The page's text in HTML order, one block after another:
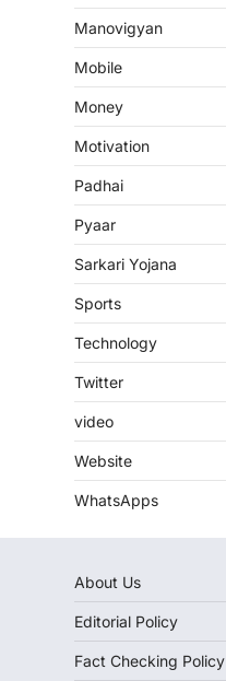
Manovigyan
Mobile
Money
Motivation
Padhai
Pyaar
Sarkari Yojana
Sports
Technology
Twitter
video
Website
WhatsApps
About Us
Editorial Policy
Fact Checking Policy